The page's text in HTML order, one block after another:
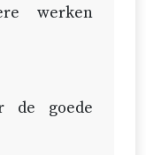
werken
de goede